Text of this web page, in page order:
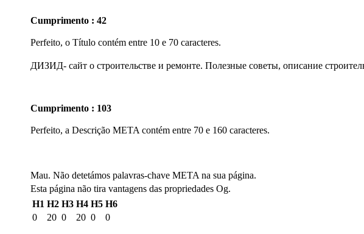
Cumprimento : 42
Perfeito, o Título contém entre 10 e 70 caracteres.
ДИЗИД- сайт о строительстве и ремонте. Полезные советы, описание
Cumprimento : 103
Perfeito, a Descrição META contém entre 70 e 160 caracteres.
Mau. Não detetámos palavras-chave META na sua página.
Esta página não tira vantagens das propriedades Og.
H1 H2 H3 H4 H5 H6
0
20 0 20 0 0